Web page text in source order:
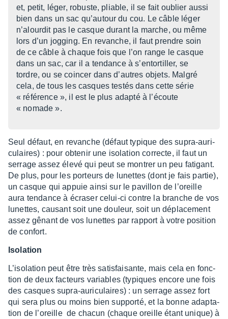
et, petit, léger, robuste, pliable, il se fait oublier aussi
bien dans un sac qu’au­tour du cou. Le câble léger
n’alour­dit pas le casque durant la marche, ou même
lors d’un jogging. En revanche, il faut prendre soin
de ce câble à chaque fois que l’on range le casque
dans un sac, car il a tendance à s’en­tor­tiller, se
tordre, ou se coin­cer dans d’autres objets. Malgré
cela, de tous les casques testés dans cette série
« réfé­rence », il est le plus adapté à l’écoute
« nomade ».
Seul défaut, en revanche (défaut typique des supra-auri­
cu­laires) : pour obte­nir une isola­tion correcte, il faut un
serrage assez élevé qui peut se montrer un peu fati­gant.
De plus, pour les porteurs de lunettes (dont je fais partie),
un casque qui appuie ainsi sur le pavillon de l’oreille
aura tendance à écra­ser celui-ci contre la branche de vos
lunettes, causant soit une douleur, soit un dépla­ce­ment
assez gênant de vos lunettes par rapport à votre posi­tion
de confort.
Isola­tion
L’iso­la­tion peut être très satis­fai­sante, mais cela en fonc­
tion de deux facteurs variables (typiques encore une fois
des casques supra-auri­cu­laires) : un serrage assez fort
qui sera plus ou moins bien supporté, et la bonne adap­ta­
tion de l’oreille de chacun (chaque oreille étant unique) à